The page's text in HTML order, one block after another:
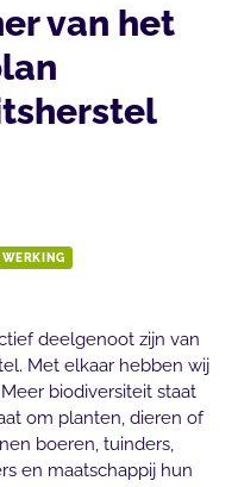
van het
deelgenoot zijn van
Met elkaar hebben wij
biodiversiteit staat
om planten, dieren of
boeren, tuinders,
en maatschappij hun